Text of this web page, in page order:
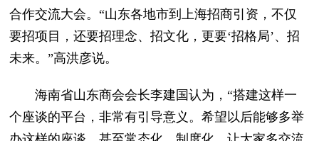
合作交流大会。“山东各地市到上海招商引资，不仅
要招项目，还要招理念、招文化，更要‘招格局’、招
未来。”高洪彦说。
海南省山东商会会长李建国认为，“搭建这样一
个座谈的平台，非常有引导意义。希望以后能够多举